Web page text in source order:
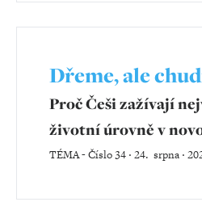
Dřeme, ale
Proč Češi zažívají
životní úrovně v
TÉMA-Číslo 34 ‧ 24. srpna ‧